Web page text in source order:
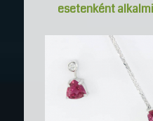
esetenként